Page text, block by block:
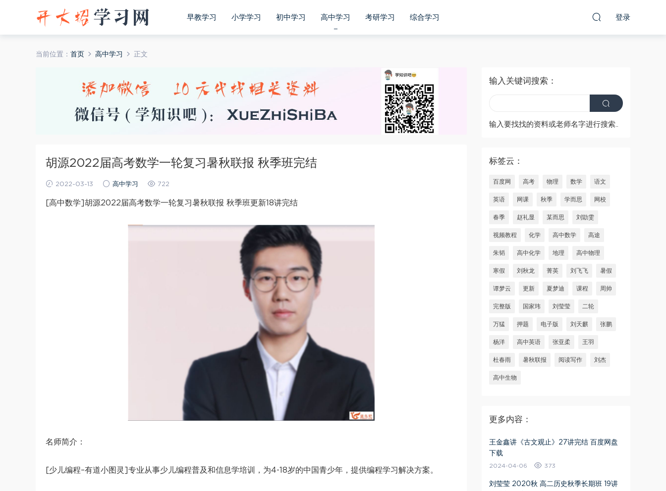
早教学习 小学学习 初中学习 高中学习 考研学习 综合学习 登录
当前位置： 首页 高中学习 正文
胡源2022届高考数学一轮复习暑秋联报 秋季班完结
2022-03-13 高中学习 722
[高中数学]胡源2022届高考数学一轮复习暑秋联报 秋季班更新18讲完结
名师简介：
[少儿编程–有道小图灵]专业从事少儿编程普及和信息学培训，为4-18岁的中国青少年，提供编程学习解决方案。
输入关键词搜索：
输入要找找的资料或老师名字进行搜索..
标签云：
百度网 高考 物理 数学 语文
英语 网课 秋季 学而思 网校
春季 赵礼显 某而思 刘勖雯
视频教程 化学 高中数学 高途
朱韬 高中化学 地理 高中物理
寒假 刘秋龙 菁英 刘飞飞 暑假
谭梦云 更新 夏梦迪 课程 周帅
完整版 国家玮 刘莹莹 二轮
万猛 押题 电子版 刘天麒 张鹏
杨洋 高中英语 张亚柔 王羽
杜春雨 暑秋联报 阅读写作 刘杰
高中生物
更多内容：
王金鑫讲《古文观止》27讲完结 百度网盘
下载
2024-04-06 373
刘莹莹 2020秋 高二历史秋季长期班 19讲